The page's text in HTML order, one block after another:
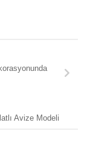
Avize Modeli